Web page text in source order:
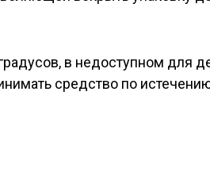
в недоступном для
средство по